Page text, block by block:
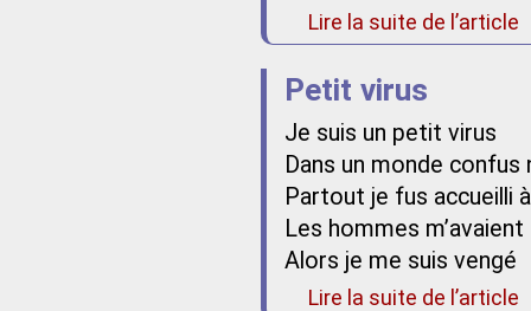
Lire la suite de l’article
Petit virus
Je suis un petit virus
Dans un monde confus
Partout je fus accueilli
Les hommes
Alors je me suis vengé
Lire la suite de l’article